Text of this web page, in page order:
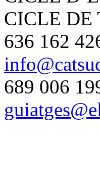
CICLE DE
636 162
689 006